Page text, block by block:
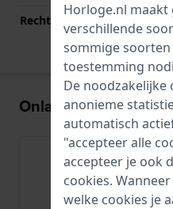
Rechte bandaanzet
Onlangs bekeken
Horloge.nl maakt
verschillende
sommige
toestemming
De noodzakelijke
anonieme
automatisch
"accepteer alle
accepteer je ook
cookies.
welke cookies je